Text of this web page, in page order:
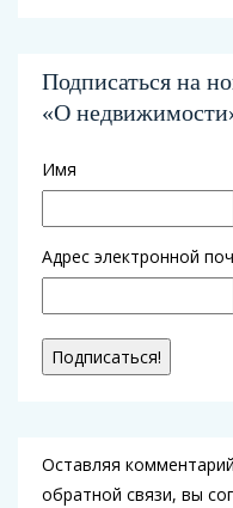
Подписаться на
«О
Имя
Адрес электронной
Оставляя
обратной связи, вы